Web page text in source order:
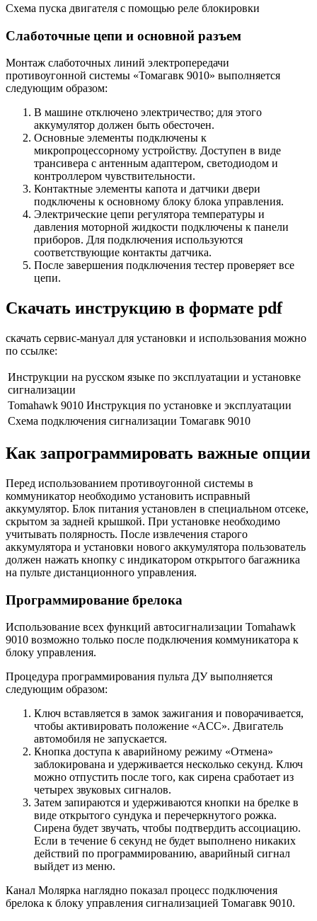
Схема пуска двигателя с помощью реле блокировки
Слаботочные цепи и основной разъем
Монтаж слаботочных линий электропередачи
противоугонной системы «Томагавк 9010» выполняется
следующим образом:
В машине отключено электричество; для этого
аккумулятор должен быть обесточен.
Основные элементы подключены к
микропроцессорному устройству. Доступен в виде
трансивера с антенным адаптером, светодиодом и
контроллером чувствительности.
Контактные элементы капота и датчики двери
подключены к основному блоку блока управления.
Электрические цепи регулятора температуры и
давления моторной жидкости подключены к панели
приборов. Для подключения используются
соответствующие контакты датчика.
После завершения подключения тестер проверяет все
цепи.
Скачать инструкцию в формате pdf
скачать сервис-мануал для установки и использования можно
по ссылке:
Инструкции на русском языке по эксплуатации и установке
сигнализации
Tomahawk 9010 Инструкция по установке и эксплуатации
Схема подключения сигнализации Томагавк 9010
Как запрограммировать важные опции
Перед использованием противоугонной системы в
коммуникатор необходимо установить исправный
аккумулятор. Блок питания установлен в специальном отсеке,
скрытом за задней крышкой. При установке необходимо
учитывать полярность. После извлечения старого
аккумулятора и установки нового аккумулятора пользователь
должен нажать кнопку с индикатором открытого багажника
на пульте дистанционного управления.
Программирование брелока
Использование всех функций автосигнализации Tomahawk
9010 возможно только после подключения коммуникатора к
блоку управления.
Процедура программирования пульта ДУ выполняется
следующим образом:
Ключ вставляется в замок зажигания и поворачивается,
чтобы активировать положение «ACC». Двигатель
автомобиля не запускается.
Кнопка доступа к аварийному режиму «Отмена»
заблокирована и удерживается несколько секунд. Ключ
можно отпустить после того, как сирена сработает из
четырех звуковых сигналов.
Затем запираются и удерживаются кнопки на брелке в
виде открытого сундука и перечеркнутого рожка.
Сирена будет звучать, чтобы подтвердить ассоциацию.
Если в течение 6 секунд не будет выполнено никаких
действий по программированию, аварийный сигнал
выйдет из меню.
Канал Молярка наглядно показал процесс подключения
брелока к блоку управления сигнализацией Томагавк 9010.